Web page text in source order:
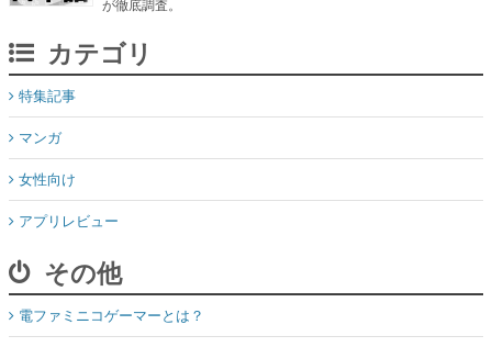
マンガ
女性向け
アプリレビュー
その他
電ファミニコゲーマーとは？
媒体資料はこちら
XプレゼントCP応募規約